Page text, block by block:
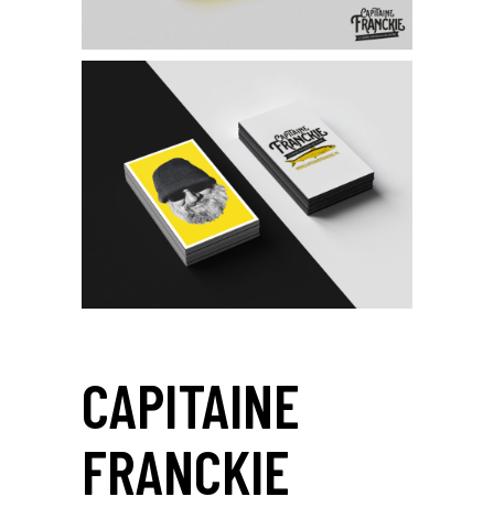
CAPITAINE
FRANCKIE